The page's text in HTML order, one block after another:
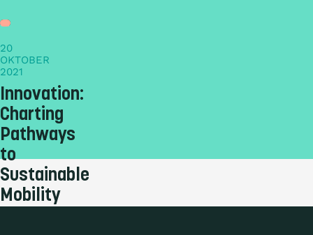
20
OKTOBER
2021
Innovation:
Charting
Pathways
to
Sustainable
Mobility